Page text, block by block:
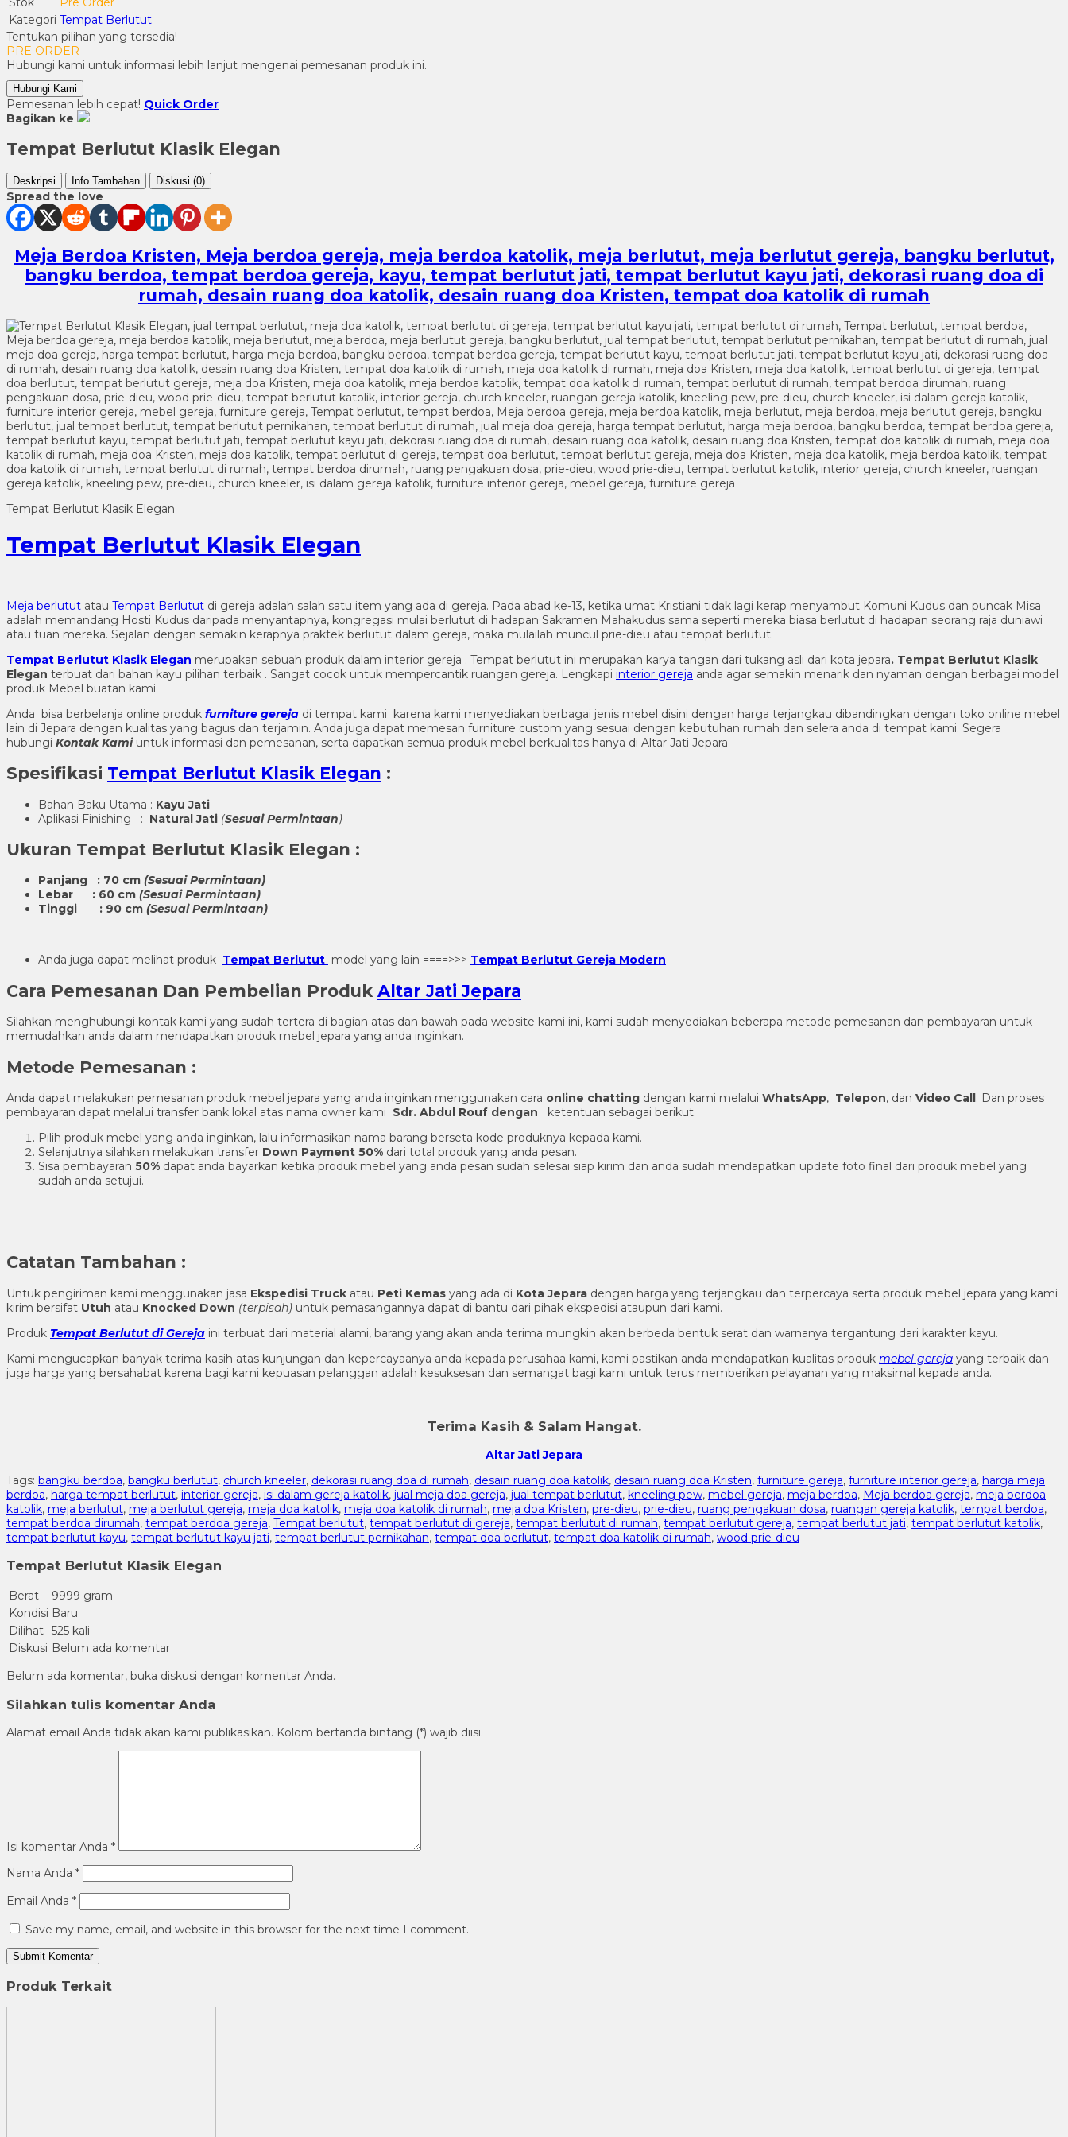
Kategori Tempat Berlutut
Tentukan pilihan yang tersedia!
PRE ORDER
Hubungi kami untuk informasi lebih lanjut mengenai pemesanan produk ini.
Hubungi Kami
Pemesanan lebih cepat! Quick Order
Bagikan ke
Tempat Berlutut Klasik Elegan
Deskripsi Info Tambahan Diskusi (0)
Spread the love
Meja Berdoa Kristen, Meja berdoa gereja, meja berdoa katolik, meja berlutut, meja berlutut gereja, bangku berlutut,
bangku berdoa, tempat berdoa gereja, kayu, tempat berlutut jati, tempat berlutut kayu jati, dekorasi ruang doa di
rumah, desain ruang doa katolik, desain ruang doa Kristen, tempat doa katolik di rumah
Tempat Berlutut Klasik Elegan
Tempat Berlutut Klasik Elegan
Meja berlutut atau Tempat Berlutut di gereja adalah salah satu item yang ada di gereja. Pada abad ke-13, ketika umat Kristiani tidak lagi kerap menyambut Komuni Kudus dan puncak Misa
adalah memandang Hosti Kudus daripada menyantapnya, kongregasi mulai berlutut di hadapan Sakramen Mahakudus sama seperti mereka biasa berlutut di hadapan seorang raja duniawi
atau tuan mereka. Sejalan dengan semakin kerapnya praktek berlutut dalam gereja, maka mulailah muncul prie-dieu atau tempat berlutut.
Tempat Berlutut Klasik Elegan merupakan sebuah produk dalam interior gereja . Tempat berlutut ini merupakan karya tangan dari tukang asli dari kota jepara. Tempat Berlutut Klasik
Elegan terbuat dari bahan kayu pilihan terbaik . Sangat cocok untuk mempercantik ruangan gereja. Lengkapi interior gereja anda agar semakin menarik dan nyaman dengan berbagai model
produk Mebel buatan kami.
Anda bisa berbelanja online produk furniture gereja di tempat kami karena kami menyediakan berbagai jenis mebel disini dengan harga terjangkau dibandingkan dengan toko online mebel
lain di Jepara dengan kualitas yang bagus dan terjamin. Anda juga dapat memesan furniture custom yang sesuai dengan kebutuhan rumah dan selera anda di tempat kami. Segera
hubungi Kontak Kamiuntuk informasi dan pemesanan, serta dapatkan semua produk mebel berkualitas hanya di Altar Jati Jepara
Spesifikasi Tempat Berlutut Klasik Elegan :
Bahan Baku Utama : Kayu Jati
Aplikasi Finishing : Natural Jati (Sesuai Permintaan)
Ukuran Tempat Berlutut Klasik Elegan :
Panjang : 70 cm (Sesuai Permintaan)
Lebar : 60 cm (Sesuai Permintaan)
Tinggi : 90 cm (Sesuai Permintaan)
Anda juga dapat melihat produk Tempat Berlutut model yang lain ====>>> Tempat Berlutut Gereja Modern
Cara Pemesanan Dan Pembelian Produk Altar Jati Jepara
Silahkan menghubungi kontak kami yang sudah tertera di bagian atas dan bawah pada website kami ini, kami sudah menyediakan beberapa metode pemesanan dan pembayaran untuk
memudahkan anda dalam mendapatkan produk mebel jepara yang anda inginkan.
Metode Pemesanan :
Anda dapat melakukan pemesanan produk mebel jepara yang anda inginkan menggunakan cara online chatting dengan kami melalui WhatsApp, Telepon, dan Video Call. Dan proses
pembayaran dapat melalui transfer bank lokal atas nama owner kami Sdr. Abdul Rouf dengan ketentuan sebagai berikut.
Pilih produk mebel yang anda inginkan, lalu informasikan nama barang berseta kode produknya kepada kami.
Selanjutnya silahkan melakukan transfer Down Payment 50% dari total produk yang anda pesan.
Sisa pembayaran 50% dapat anda bayarkan ketika produk mebel yang anda pesan sudah selesai siap kirim dan anda sudah mendapatkan update foto final dari produk mebel yang
sudah anda setujui.
Catatan Tambahan :
Untuk pengiriman kami menggunakan jasa Ekspedisi Truck atau Peti Kemas yang ada di Kota Jepara dengan harga yang terjangkau dan terpercaya serta produk mebel jepara yang kami
kirim bersifat Utuh atau Knocked Down (terpisah) untuk pemasangannya dapat di bantu dari pihak ekspedisi ataupun dari kami.
Produk Tempat Berlutut di Gereja ini terbuat dari material alami, barang yang akan anda terima mungkin akan berbeda bentuk serat dan warnanya tergantung dari karakter kayu.
Kami mengucapkan banyak terima kasih atas kunjungan dan kepercayaanya anda kepada perusahaa kami, kami pastikan anda mendapatkan kualitas produk mebel gereja yang terbaik dan
juga harga yang bersahabat karena bagi kami kepuasan pelanggan adalah kesuksesan dan semangat bagi kami untuk terus memberikan pelayanan yang maksimal kepada anda.
Terima Kasih & Salam Hangat.
Altar Jati Jepara
Tags: bangku berdoa, bangku berlutut, church kneeler, dekorasi ruang doa di rumah, desain ruang doa katolik, desain ruang doa Kristen, furniture gereja, furniture interior gereja, harga meja
berdoa, harga tempat berlutut, interior gereja, isi dalam gereja katolik, jual meja doa gereja, jual tempat berlutut, kneeling pew, mebel gereja, meja berdoa, Meja berdoa gereja, meja berdoa
katolik, meja berlutut, meja berlutut gereja, meja doa katolik, meja doa katolik di rumah, meja doa Kristen, pre-dieu, prie-dieu, ruang pengakuan dosa, ruangan gereja katolik, tempat berdoa,
tempat berdoa dirumah, tempat berdoa gereja, Tempat berlutut, tempat berlutut di gereja, tempat berlutut di rumah, tempat berlutut gereja, tempat berlutut jati, tempat berlutut katolik,
tempat berlutut kayu, tempat berlutut kayu jati, tempat berlutut pernikahan, tempat doa berlutut, tempat doa katolik di rumah, wood prie-dieu
Tempat Berlutut Klasik Elegan
Berat
9999 gram
Kondisi Baru
Dilihat 525 kali
Diskusi Belum ada komentar
Belum ada komentar, buka diskusi dengan komentar Anda.
Silahkan tulis komentar Anda
Alamat email Anda tidak akan kami publikasikan. Kolom bertanda bintang (*) wajib diisi.
Isi komentar Anda *
Nama Anda *
Email Anda *
Save my name, email, and website in this browser for the next time I comment.
Produk Terkait